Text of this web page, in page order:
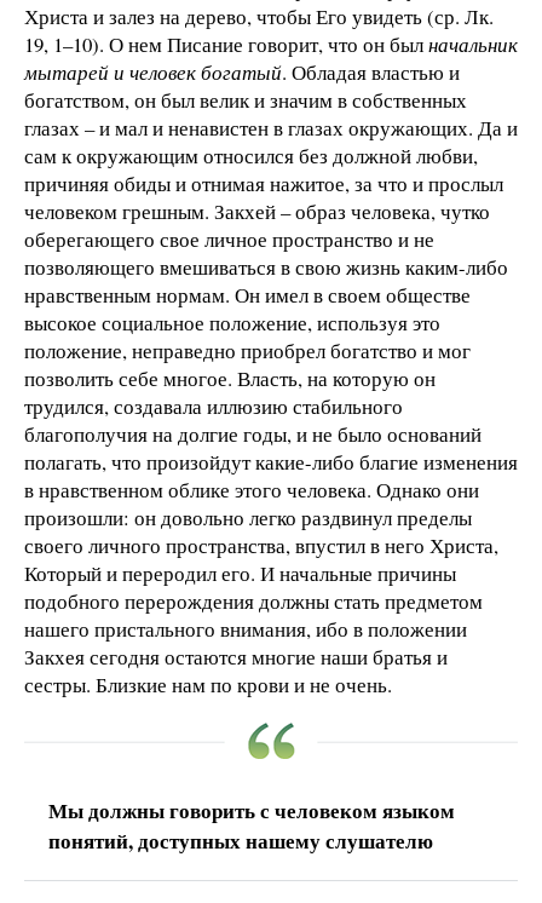
Христа и залез на дерево, чтобы Его увидеть (ср. Лк.
19, 1–10). О нем Писание говорит, что он былначальник
мытарей и человек богатый. Обладая властью и
богатством, он был велик и значим в собственных
глазах – и мал и ненавистен в глазах окружающих. Да и
сам к окружающим относился без должной любви,
причиняя обиды и отнимая нажитое, за что и прослыл
человеком грешным. Закхей – образ человека, чутко
оберегающего свое личное пространство и не
позволяющего вмешиваться в свою жизнь каким-либо
нравственным нормам. Он имел в своем обществе
высокое социальное положение, используя это
положение, неправедно приобрел богатство и мог
позволить себе многое. Власть, на которую он
трудился, создавала иллюзию стабильного
благополучия на долгие годы, и не было оснований
полагать, что произойдут какие-либо благие изменения
в нравственном облике этого человека. Однако они
произошли: он довольно легко раздвинул пределы
своего личного пространства, впустил в него Христа,
Который и переродил его. И начальные причины
подобного перерождения должны стать предметом
нашего пристального внимания, ибо в положении
Закхея сегодня остаются многие наши братья и
сестры. Близкие нам по крови и не очень.
Мы должны говорить с человеком языком
понятий, доступных нашему слушателю